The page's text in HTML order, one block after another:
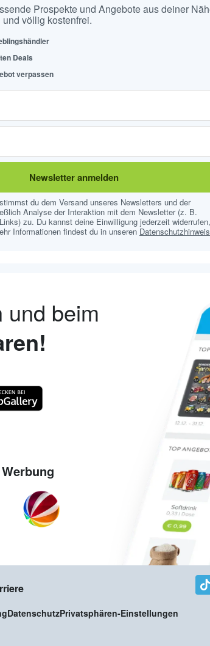
Prospekte und Angebote aus deiner
völlig kostenfrei.
Deals
verpassen
Newsletter anmelden
du dem Versand unseres Newsletters und der
Analyse der Interaktion mit dem Newsletter (z. B.
zu. Du kannst deine Einwilligung jederzeit
Informationen findest du in unseren
und beim
DatenschutzPrivatsphären-Einstellungen